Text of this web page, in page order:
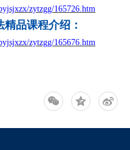
zytzgg/165726.htm
精品课程介绍 ：
zytzgg/165676.htm